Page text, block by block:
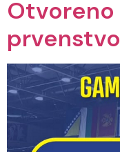
Otvoreno